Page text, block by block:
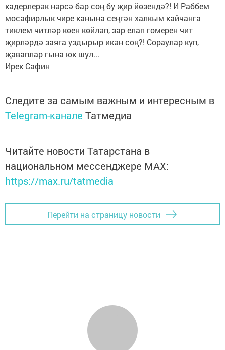
кадерлерәк нәрсә бар соң бу җир йөзендә?! И Раббем
мосафирлык чире канына сеңгән халкым кайчанга
тиклем читләр көен көйләп, зар елап гомерен чит
җирләрдә заяга уздырыр икән соң?! Сораулар күп,
җаваплар гына юк шул...
Ирек Сафин
Следите за самым важным и интересным в
Telegram-канале Татмедиа
Читайте новости Татарстана в
национальном мессенджере MАХ:
https://max.ru/tatmedia
Перейти на страницу новости